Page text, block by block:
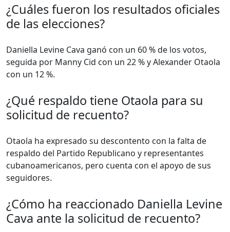
¿Cuáles fueron los resultados oficiales
de las elecciones?
Daniella Levine Cava ganó con un 60 % de los votos,
seguida por Manny Cid con un 22 % y Alexander Otaola
con un 12 %.
¿Qué respaldo tiene Otaola para su
solicitud de recuento?
Otaola ha expresado su descontento con la falta de
respaldo del Partido Republicano y representantes
cubanoamericanos, pero cuenta con el apoyo de sus
seguidores.
¿Cómo ha reaccionado Daniella Levine
Cava ante la solicitud de recuento?